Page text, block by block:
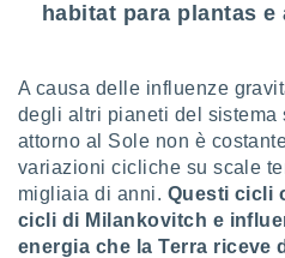
per
profili
habitat para plantas e
A causa delle influenze
degli altri pianeti del sistema
attorno al Sole non è
variazioni cicliche su scale
migliaia di anni. Questi cicli
cicli di Milankovitch e
energia che la Terra riceve